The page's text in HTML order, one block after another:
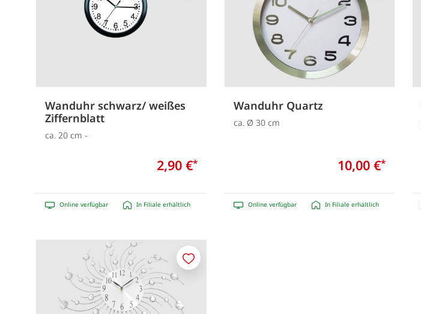
Wanduhr schwarz/ weißes
Ziffernblatt
ca. 20 cm -
2,90 €*
Online verfügbar In Filiale erhältlich
Wanduhr Quartz
ca. Ø 30 cm
10,00 €*
Online verfügbar In Filiale erhältlich
Merken